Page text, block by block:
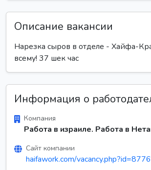
Описание вакансии
Нарезка сыров в отделе - Хайфа-
всему! 37 шек час
Информация о
Компания
Работа в израиле. Работа в
Сайт компании
haifawork.com/